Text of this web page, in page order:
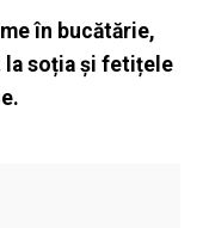
în bucătărie,
la soția și fetițele